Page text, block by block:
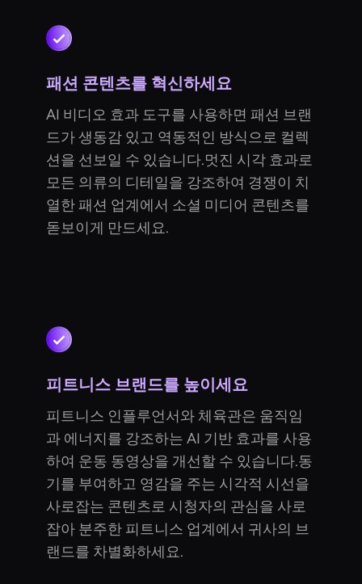
패션 콘텐츠를 혁신하세요
AI 비디오 효과 도구를 사용하면 패션 브랜
드가 생동감 있고 역동적인 방식으로 컬렉
션을 선보일 수 있습니다.멋진 시각 효과로
모든 의류의 디테일을 강조하여 경쟁이 치
열한 패션 업계에서 소셜 미디어 콘텐츠를
돋보이게 만드세요.
피트니스 브랜드를 높이세요
피트니스 인플루언서와 체육관은 움직임
과 에너지를 강조하는 AI 기반 효과를 사용
하여 운동 동영상을 개선할 수 있습니다.동
기를 부여하고 영감을 주는 시각적 시선을
사로잡는 콘텐츠로 시청자의 관심을 사로
잡아 분주한 피트니스 업계에서 귀사의 브
랜드를 차별화하세요.